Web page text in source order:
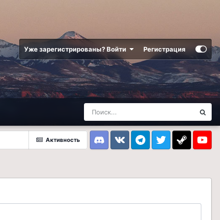
Уже зарегистрированы? Войти Регистрация
Активность
DiscordVK TelegramTwitter Steam